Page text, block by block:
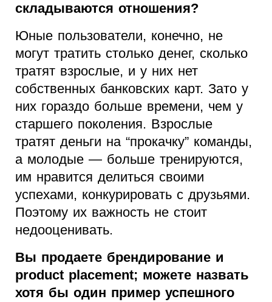
складываются отношения?
Юные пользователи, конечно, не
могут тратить столько денег, сколько
тратят взрослые, и у них нет
собственных банковских карт. Зато у
них гораздо больше времени, чем у
старшего поколения. Взрослые
тратят деньги на “прокачку” команды,
а молодые — больше тренируются,
им нравится делиться своими
успехами, конкурировать с друзьями.
Поэтому их важность не стоит
недооценивать.
Вы продаете брендирование и
product placement; можете назвать
хотя бы один пример успешного